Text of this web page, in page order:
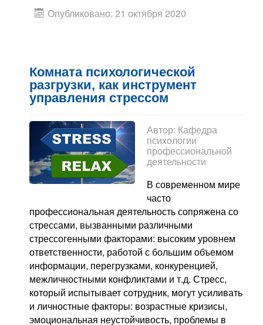
Опубликовано: 21 октября 2020
Комната психологической
разгрузки, как инструмент
управления стрессом
Автор: Кафедра
психологии
профессиональной
деятельности
В современном мире
часто
профессиональная деятельность сопряжена со
стрессами, вызванными различными
стрессогенными факторами: высоким уровнем
ответственности, работой с большим объемом
информации, перегрузками, конкуренцией,
межличностными конфликтами и т.д. Стресс,
который испытывает сотрудник, могут усиливать
и личностные факторы: возрастные кризисы,
эмоциональная неустойчивость, проблемы в